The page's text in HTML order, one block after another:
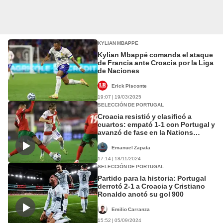
KYLIAN MBAPPE
Kylian Mbappé comanda el ataque
de Francia ante Croacia por la Liga
de Naciones
Erick Pisconte
19:07 | 19/03/2025
SELECCIÓN DE PORTUGAL
Croacia resistió y clasificó a
cuartos: empató 1-1 con Portugal y
avanzó de fase en la Nations
Emanuel Zapata
17:14 | 18/11/2024
SELECCIÓN DE PORTUGAL
Partido para la historia: Portugal
derrotó 2-1 a Croacia y Cristiano
Ronaldo anotó su gol 900
Emilio Carranza
15:52 | 05/09/2024